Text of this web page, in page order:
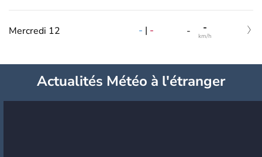
Mercredi 12 - | - - -
km/h
Actualités Météo à l'étranger